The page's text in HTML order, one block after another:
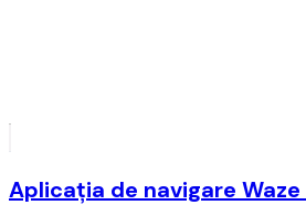
Aplicaţia de navigare